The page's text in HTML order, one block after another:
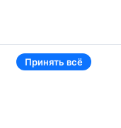
Принять всё